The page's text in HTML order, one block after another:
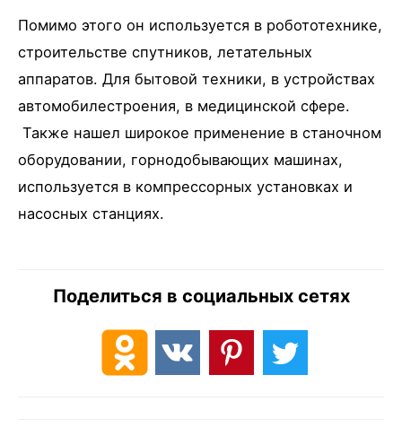
Помимо этого он используется в робототехнике,
строительстве спутников, летательных
аппаратов. Для бытовой техники, в устройствах
автомобилестроения, в медицинской сфере.
Также нашел широкое применение в станочном
оборудовании, горнодобывающих машинах,
используется в компрессорных установках и
насосных станциях.
Поделиться в социальных сетях